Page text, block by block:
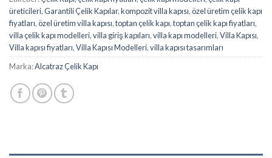
üreticileri,Garantili Çelik Kapılar,kompozit villa kapısı,özel üretim çelik kapı
fiyatları,özel üretim villa kapısı,toptan çelik kapı,toptan çelik kapı fiyatları,
villa çelik kapı modelleri,villa giriş kapıları,villa kapı modelleri,Villa Kapısı,
Villa kapısı fiyatları,Villa Kapısı Modelleri,villa kapısı tasarımları
Marka:Alcatraz Çelik Kapı